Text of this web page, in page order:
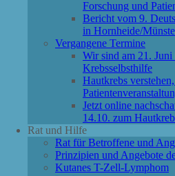
Forschung und
Bericht vom 9.
in Hornheide/
Vergangene Termine
Wir sind am 21.
Krebsselbsthilfe
Hautkrebs
Jetzt online
14.10. zum
Rat und Hilfe
Rat für Betroffene und
Prinzipien und Angebote
Kutanes T-Zell-Lymphom